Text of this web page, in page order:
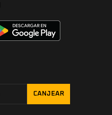
CANJEAR